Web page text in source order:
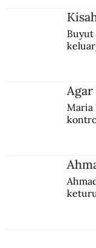
Buyut
Maria